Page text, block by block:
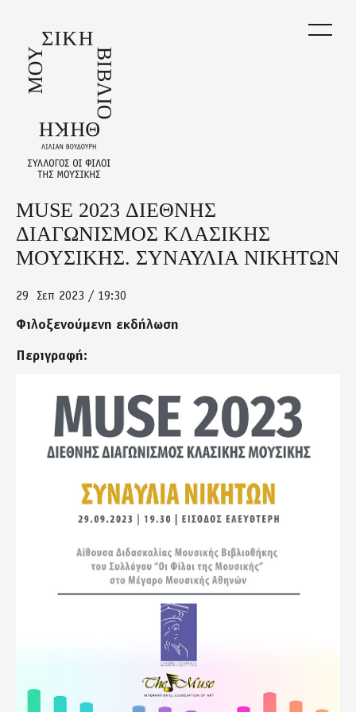
main
content
Back
to
top
MUSE 2023 ΔΙΕΘΝΗΣ
ΔΙΑΓΩΝΙΣΜΟΣ ΚΛΑΣΙΚΗΣ
ΜΟΥΣΙΚΗΣ. ΣΥΝΑΥΛΙΑ ΝΙΚΗΤΩΝ
29 Σεπ 2023 / 19:30
Φιλοξενούμενη εκδήλωση
Περιγραφή:
muse_2023_concert_poster.jpg